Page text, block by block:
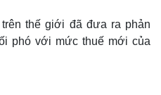
thế giới đã đưa ra phản
phó với mức thuế mới của